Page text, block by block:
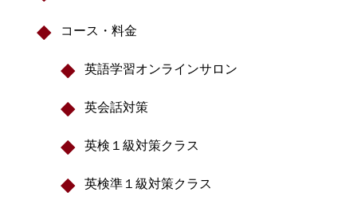
コース・料金
英語学習オンラインサロン
英会話対策
英検１級対策クラス
英検準１級対策クラス